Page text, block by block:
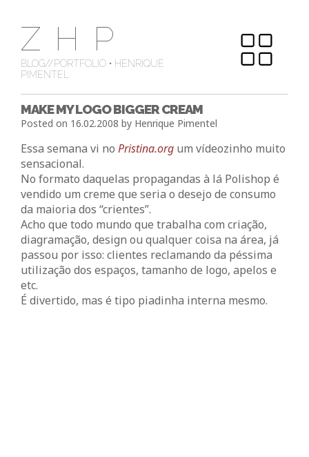
content
ZHP
BLOG//PORTFOLIO • HENRIQUE
PIMENTEL
MAKE MY LOGO BIGGER CREAM
Posted on 16.02.2008 by Henrique Pimentel
Essa semana vi no Pristina.orgum vídeozinho muito
sensacional.
No formato daquelas propagandas à lá Polishop é
vendido um creme que seria o desejo de consumo
da maioria dos “crientes”.
Acho que todo mundo que trabalha com criação,
diagramação, design ou qualquer coisa na área, já
passou por isso: clientes reclamando da péssima
utilização dos espaços, tamanho de logo, apelos e
etc.
É divertido, mas é tipo piadinha interna mesmo.